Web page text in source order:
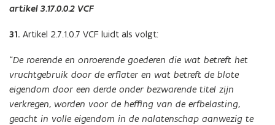
artikel 3.17.0.0.2 VCF
31. Artikel 2.7.1.0.7 VCF luidt als volgt:
“De roerende en onroerende goederen die wat betreft het
vruchtgebruik door de erflater en wat betreft de blote
eigendom door een derde onder bezwarende titel zijn
verkregen, worden voor de heffing van de erfbelasting,
geacht in volle eigendom in de nalatenschap aanwezig te